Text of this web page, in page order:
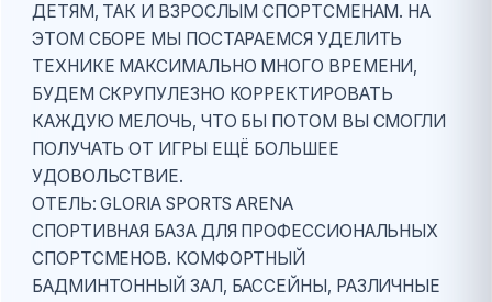
ДЕТЯМ, ТАК И ВЗРОСЛЫМ СПОРТСМЕНАМ. НА
ЭТОМ СБОРЕ МЫ ПОСТАРАЕМСЯ УДЕЛИТЬ
ТЕХНИКЕ МАКСИМАЛЬНО МНОГО ВРЕМЕНИ,
БУДЕМ СКРУПУЛЕЗНО КОРРЕКТИРОВАТЬ
КАЖДУЮ МЕЛОЧЬ, ЧТО БЫ ПОТОМ ВЫ СМОГЛИ
ПОЛУЧАТЬ ОТ ИГРЫ ЕЩЁ БОЛЬШЕЕ
УДОВОЛЬСТВИЕ.
ОТЕЛЬ: GLORIA SPORTS ARENA
СПОРТИВНАЯ БАЗА ДЛЯ ПРОФЕССИОНАЛЬНЫХ
СПОРТСМЕНОВ. КОМФОРТНЫЙ
БАДМИНТОННЫЙ ЗАЛ, БАССЕЙНЫ, РАЗЛИЧНЫЕ